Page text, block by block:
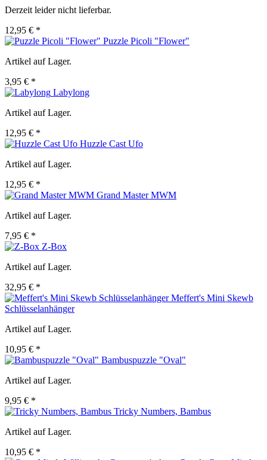
Derzeit leider nicht lieferbar.
12,95 € *
Puzzle Picoli "Flower"
Artikel auf Lager.
3,95 € *
Labylong
Artikel auf Lager.
12,95 € *
Huzzle Cast Ufo
Artikel auf Lager.
12,95 € *
Grand Master MWM
Artikel auf Lager.
7,95 € *
Z-Box
Artikel auf Lager.
32,95 € *
Meffert's Mini Skewb
Schlüsselanhänger
Artikel auf Lager.
10,95 € *
Bambuspuzzle "Oval"
Artikel auf Lager.
9,95 € *
Tricky Numbers, Bambus
Artikel auf Lager.
10,95 € *